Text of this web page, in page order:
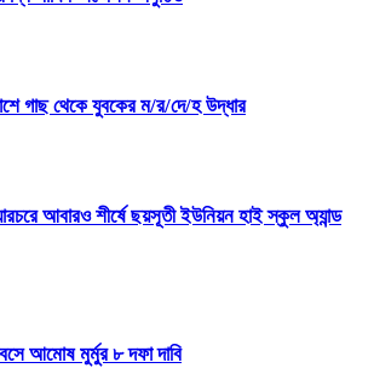
গাছ থেকে যুবকের ম/র/দে/হ উদ্ধার
আবারও শীর্ষে ছয়সূতী ইউনিয়ন হাই স্কুল অ্যান্ড
আমোষ মুর্মুর ৮ দফা দাবি